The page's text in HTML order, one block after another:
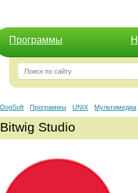
Программы
DogSoft Программы UNIX Мультимедиа
Bitwig Studio